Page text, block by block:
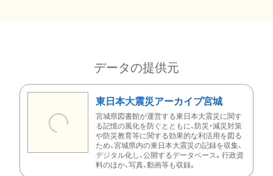
データの提供元
東日本大震災アーカイブ宮城
宮城県図書館が運営する東日本大震災に関す
る記憶の風化を防ぐとともに、防災・減災対策
や防災教育等に関する効果的な利活用を図る
ため、宮城県内の東日本大震災の記録を収集、
デジタル化し、公開するデータベース。行政資
料のほか、写真、動画等も収録。